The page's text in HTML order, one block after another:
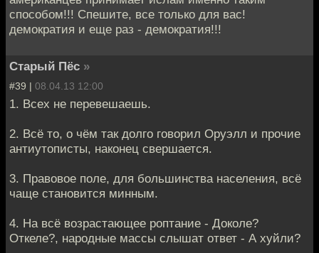
способом!!! Спешите, все только для вас!
демократия и еще раз - демократия!!!
Старый Пёс »
#39 | 08.04.13 12:00
1. Всех не перевешаешь.
2. Всё то, о чём так долго говорил Оруэлл и прочие
антиутописты, наконец свершается.
3. Правовое поле, для большинства населения, всё
чаще становится минным.
4. На всё возрастающее роптание - Доколе?
Откеле?, народные массы слышат ответ - А хуйли?